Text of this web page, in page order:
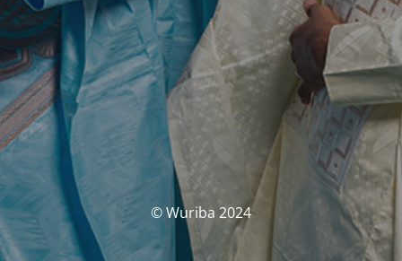
© Wuriba 2024